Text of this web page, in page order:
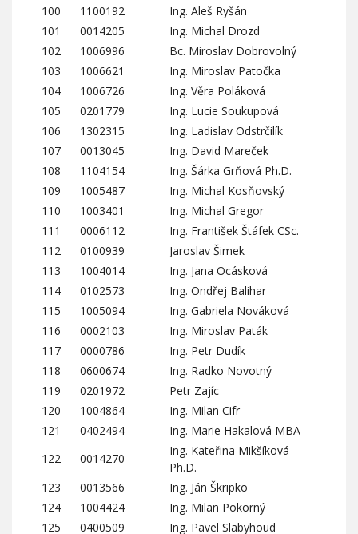
100 1100192
Ing. Aleš Ryšán
101
0014205
Ing. Michal Drozd
102
1006996
Bc. Miroslav Dobrovolný
103
1006621
Ing. Miroslav Patočka
104
1006726
Ing. Věra Poláková
105
0201779
Ing. Lucie Soukupová
106
1302315
Ing. Ladislav Odstrčilík
107
0013045
Ing. David Mareček
108
1104154
Ing. Šárka Grňová Ph.D.
109
1005487
Ing. Michal Kosňovský
110
1003401
Ing. Michal Gregor
111
0006112
Ing. František Štáfek CSc.
112
0100939
Jaroslav Šimek
113
1004014
Ing. Jana Ocásková
114
0102573
Ing. Ondřej Balihar
115
1005094
Ing. Gabriela Nováková
116
0002103
Ing. Miroslav Paták
117
0000786
Ing. Petr Dudík
118
0600674
Ing. Radko Novotný
119
0201972
Petr Zajíc
120
1004864
Ing. Milan Cifr
121
0402494
Ing. Marie Hakalová MBA
122
0014270
Ing. Kateřina Mikšíková
Ph.D.
123
0013566
Ing. Ján Škripko
124
1004424
Ing. Milan Pokorný
125
0400509
Ing. Pavel Slabyhoud